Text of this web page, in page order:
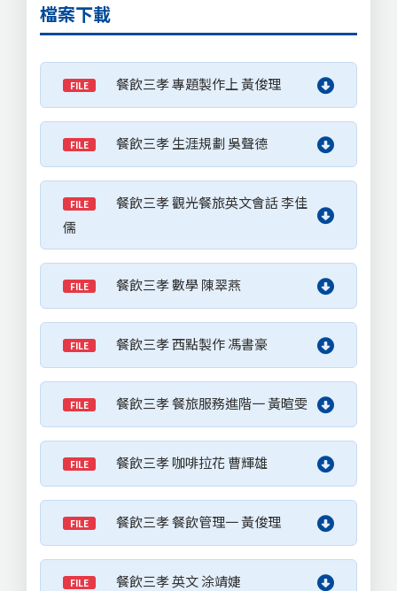
檔案下載
FILE 餐飲三孝 專題製作上 黃俊理
FILE 餐飲三孝 生涯規劃 吳聲德
FILE
餐飲三孝 觀光餐旅英文會話 李佳
儒
FILE 餐飲三孝 數學 陳翠燕
FILE 餐飲三孝 西點製作 馮書豪
FILE 餐飲三孝 餐旅服務進階一 黃暄雯
FILE 餐飲三孝 咖啡拉花 曹輝雄
FILE 餐飲三孝 餐飲管理一 黃俊理
FILE 餐飲三孝 英文 涂靖婕